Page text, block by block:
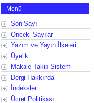
Menü
Son Sayı
Önceki Sayılar
Yazım ve Yayın İlkeleri
Üyelik
Makale Takip Sistemi
Dergi Hakkında
İndeksler
Ücret Politikası